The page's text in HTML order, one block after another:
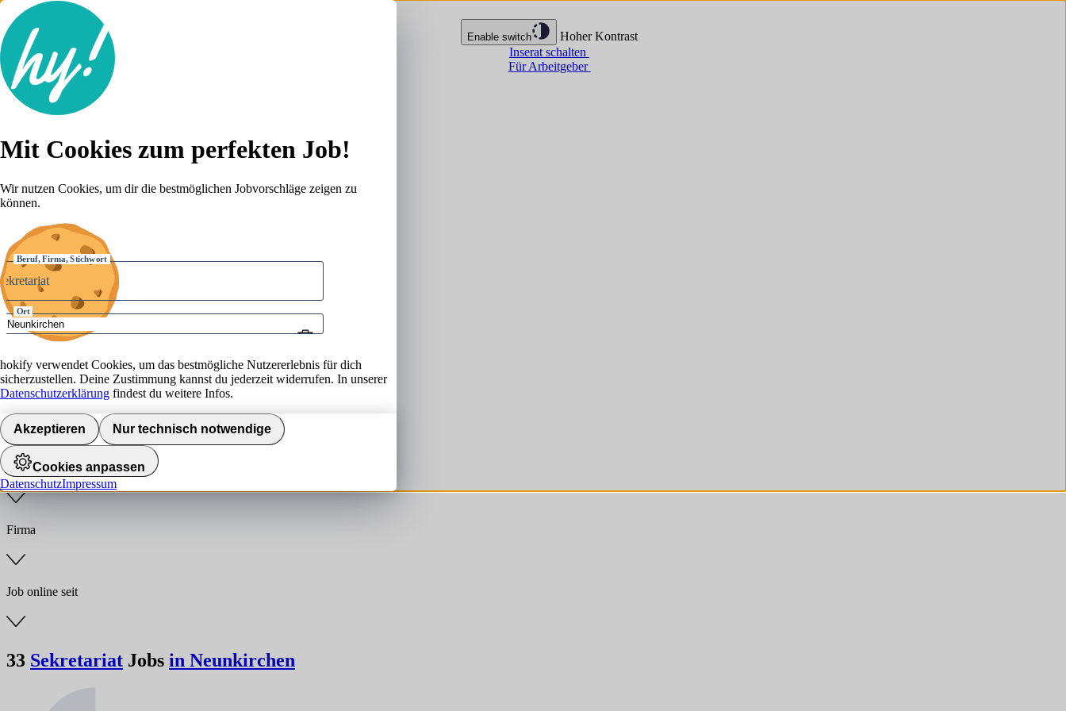
Enable switch
Hoher Kontrast
Inserat schalten
Für Arbeitgeber
Lebenslauf
Anmelden
Beruf, Firma, Stichwort
Ort
Jobs finden
Branche
Firma
Job online seit
33 Sekretariat Jobs in Neunkirchen
Mit Cookies zum perfekten Job!
Wir nutzen Cookies, um dir die bestmöglichen Jobvorschläge zeigen zu
können.
hokify verwendet Cookies, um das bestmögliche Nutzererlebnis für dich
sicherzustellen. Deine Zustimmung kannst du jederzeit widerrufen. In unserer
Datenschutzerklärung findest du weitere Infos.
Akzeptieren Nur technisch notwendige
Cookies anpassen
DatenschutzImpressum